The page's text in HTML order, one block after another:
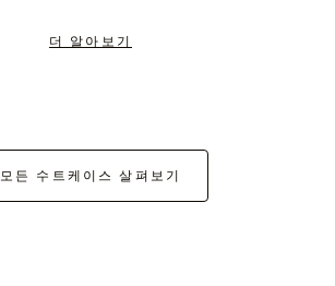
더 알아보기
모든 수트케이스 살펴보기